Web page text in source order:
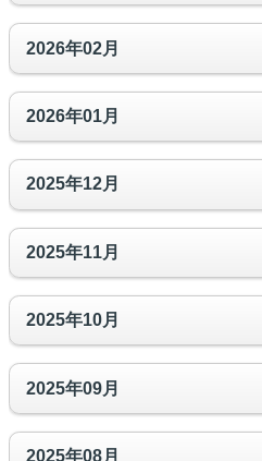
2026年02月
2026年01月
2025年12月
2025年11月
2025年10月
2025年09月
2025年08月